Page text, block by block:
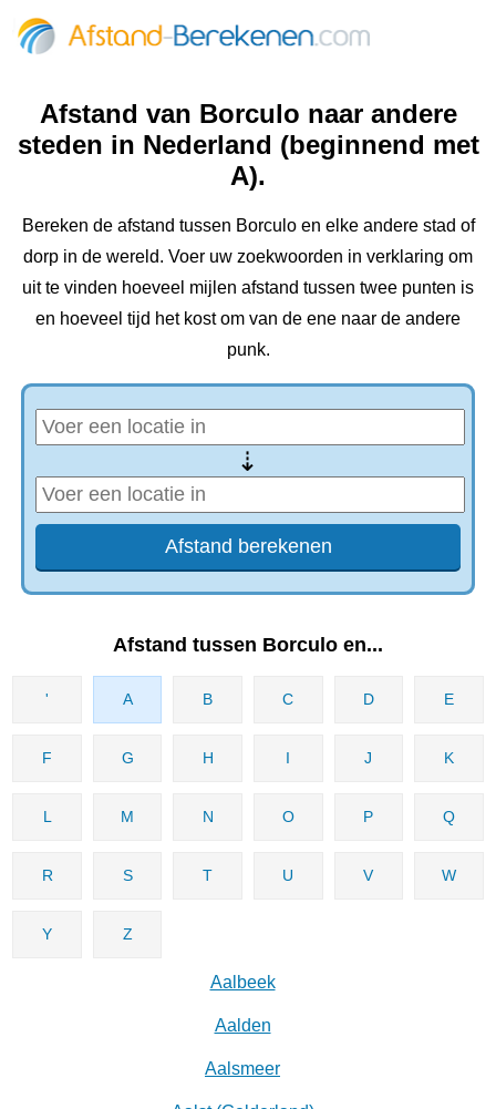
Afstand van Borculo naar andere
steden in Nederland (beginnend met
A).
Bereken de afstand tussen Borculo en elke andere stad of
dorp in de wereld. Voer uw zoekwoorden in verklaring om
uit te vinden hoeveel mijlen afstand tussen twee punten is
en hoeveel tijd het kost om van de ene naar de andere
punk.
⇢
Afstand tussen Borculo en...
' A B C D E
F G H I J K
L M N O P Q
R S T U V W
Y Z
Aalbeek
Aalden
Aalsmeer